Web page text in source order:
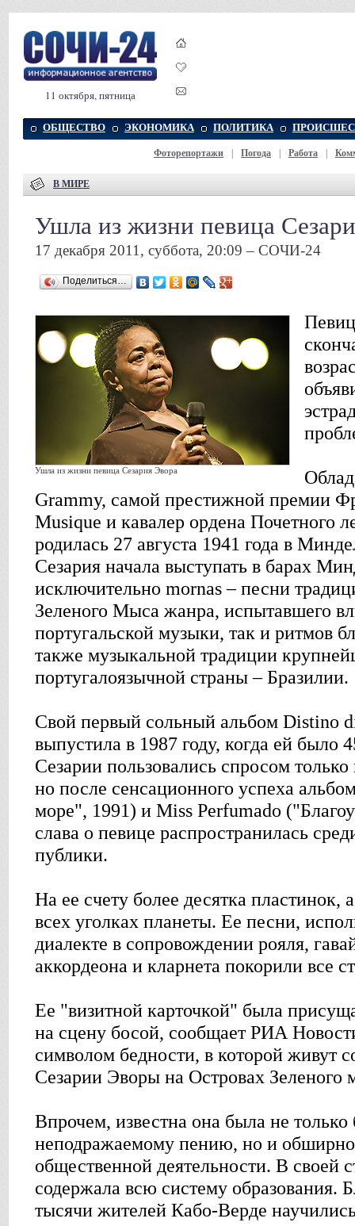
11 октября, пятница
ОБЩЕСТВО ЭКОНОМИКА ПОЛИТИКА
Фоторепортажи Погода Работа
В МИРЕ
Ушла из жизни певица
17 декабря 2011, суббота, 20:09 – СОЧИ-24
Поделиться…
Ушла из жизни певица Сезария Эвора
Grammy, самой престижной премии
Musique и кавалер ордена Почетного
родилась 27 августа 1941 года в
Сезария начала выступать в барах
исключительно mornas – песни
Зеленого Мыса жанра, испытавшего
португальской музыки, так и ритмов
также музыкальной традиции
португалоязычной страны – Бразилии.
Свой первый сольный альбом Distino
выпустила в 1987 году, когда ей было
Сезарии пользовались спросом
но после сенсационного успеха
море", 1991) и Miss Perfumado
слава о певице распространилась
публики.
На ее счету более десятка пластинок,
всех уголках планеты. Ее песни,
диалекте в сопровождении рояля,
аккордеона и кларнета покорили все
Ее "визитной карточкой" была
на сцену босой, сообщает РИА
символом бедности, в которой живут
Сезарии Эворы на Островах Зеленого
Впрочем, известна она была не только
неподражаемому пению, но и
общественной деятельности. В своей
содержала всю систему образования.
тысячи жителей Кабо-Верде